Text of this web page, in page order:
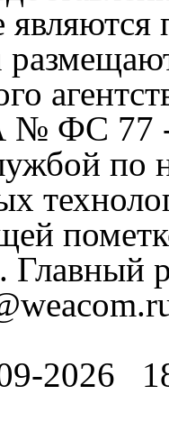
ФС 77 -
по
2026